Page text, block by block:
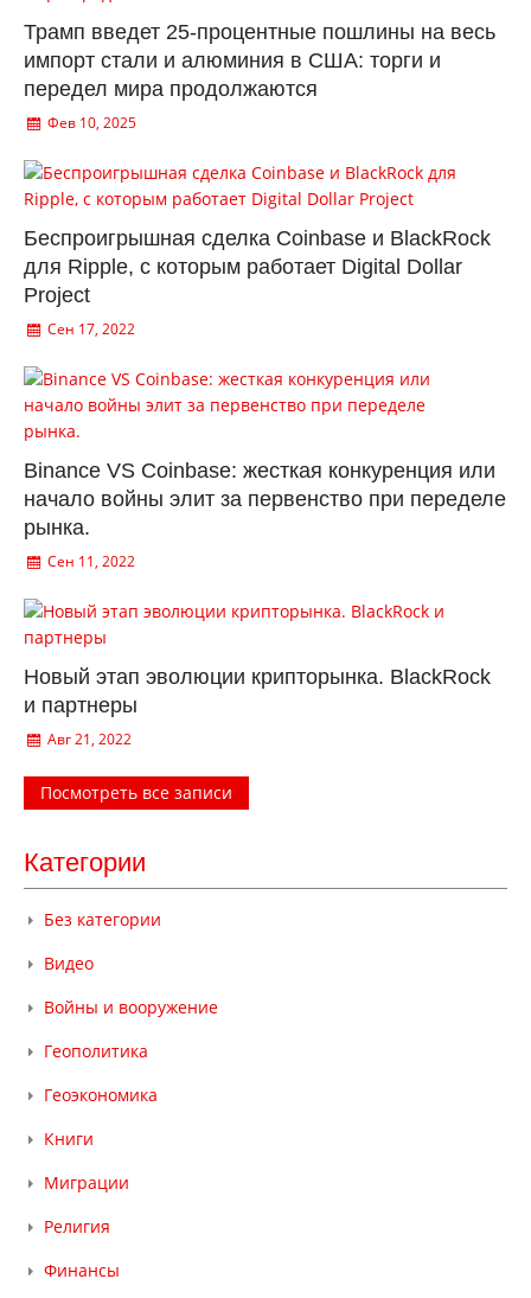
Трамп введет 25-процентные пошлины на весь
импорт стали и алюминия в США: торги и
передел мира продолжаются
Фев 10, 2025
Беспроигрышная сделка Coinbase и BlackRock
для Ripple, с которым работает Digital Dollar
Project
Сен 17, 2022
Binance VS Coinbase: жесткая конкуренция или
начало войны элит за первенство при переделе
рынка.
Сен 11, 2022
Новый этап эволюции крипторынка. BlackRock
и партнеры
Авг 21, 2022
Посмотреть все записи
Категории
Без категории
Видео
Войны и вооружение
Геополитика
Геоэкономика
Книги
Миграции
Религия
Финансы